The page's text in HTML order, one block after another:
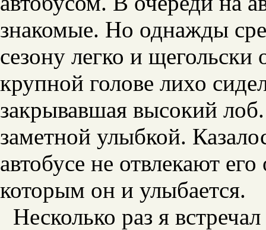
знакомые. Но однажды
сезону легко и
крупной голове лихо
закрывавшая высокий
заметной улыбкой.
автобусе не отвлекают
которым он и улыбается.
Несколько раз я